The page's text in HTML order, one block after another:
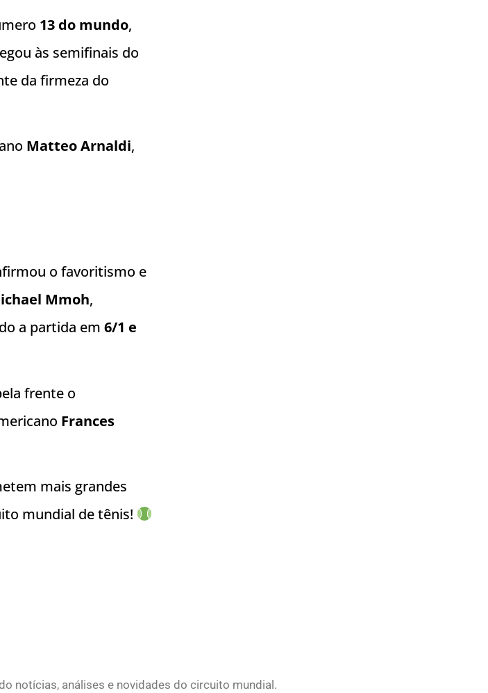
13 do mundo,
às semifinais do
da firmeza do
Matteo Arnaldi,
o favoritismo e
Mmoh,
a partida em 6/1 e
frente o
Frances
mais grandes
mundial de tênis!
notícias, análises e novidades do circuito mundial.